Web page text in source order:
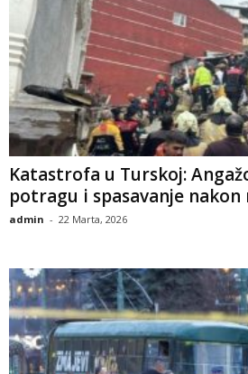
​Katastrofa u Turskoj:
potragu i spasavanje nakon
admin - 22 Marta, 2026